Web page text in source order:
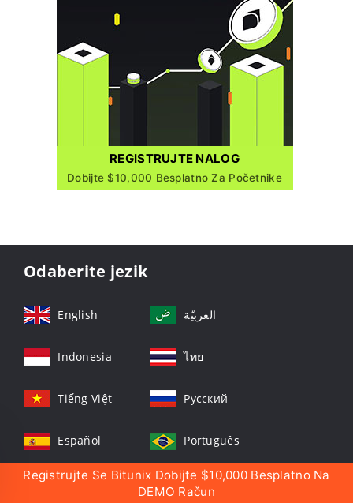
REGISTRUJTE NALOG
Dobijte $10,000 Besplatno Za Početnike
Odaberite jezik
English العربيّة
Indonesia ไทย
Tiếng Việt Русский
Español Português
Registrujte Se Bitunix Dobijte $10,000 Besplatno Na
DEMO Račun